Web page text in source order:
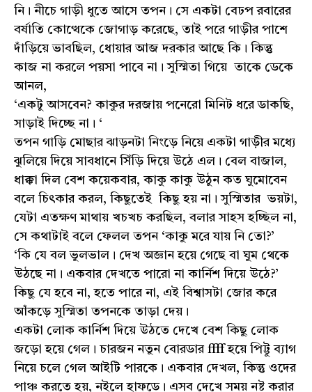
নি। নীচে গাড়ী ধুতে আসে তপন। সে একটা বেঢপ রবারের
বর্ষাতি কোত্থেকে জোগাড় করেছে, তাই পরে গাড়ীর পাশে
দাঁড়িয়ে ভাবছিল, ধোয়ার আজ দরকার আছে কি। কিন্তু
কাজ না করলে পয়সা পাবে না। সুস্মিতা গিয়ে তাকে ডেকে
আনল,
‘একটু আসবেন? কাকুর দরজায় পনেরো মিনিট ধরে ডাকছি,
সাড়াই দিচ্ছে না। ‘
তপন গাড়ি মোছার ঝাড়নটা নিংড়ে নিয়ে একটা গাড়ীর মধ্যে
ঝুলিয়ে দিয়ে সাবধানে সিঁড়ি দিয়ে উঠে এল। বেল বাজাল,
ধাক্কা দিল বেশ কয়েকবার, কাকু কাকু উঠুন কত ঘুমোবেন
বলে চিৎকার করল, কিছুতেই কিছু হয় না। সুস্মিতার ভয়টা,
যেটা এতক্ষণ মাথায় খচখচ করছিল, বলার সাহস হচ্ছিল না,
সে কথাটাই বলে ফেলল তপন ‘কাকু মরে যায় নি তো?’
‘কি যে বল ভুলভাল। দেখ অজ্ঞান হয়ে গেছে বা ঘুম থেকে
উঠছে না। একবার দেখতে পারো না কার্নিশ দিয়ে উঠে?’
কিছু যে হবে না, হতে পারে না, এই বিশ্বাসটা জোর করে
আঁকড়ে সুস্মিতা তপনকে তাড়া দেয়।
একটা লোক কার্নিশ দিয়ে উঠতে দেখে বেশ কিছু লোক
জড়ো হয়ে গেল। চারজন নতুন বোরডার ffff হয়ে পিট্টু ব্যাগ
নিয়ে চলে গেল আইটি পারকে। একবার দেখল, কিন্তু ওদের
পাঞ্চ করতে হয়, নইলে হাফডে। এসব দেখে সময় নষ্ট করার